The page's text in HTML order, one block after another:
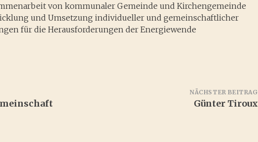
von kommunaler Gemeinde und Kirchengemeinde
und Umsetzung individueller und gemeinschaftlicher
für die Herausforderungen der Energiewende
NÄCHSTER BEITRAG
Günter Tiroux